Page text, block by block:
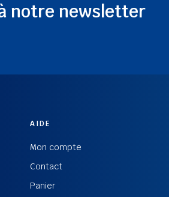
notre newsletter
AIDE
Mon compte
Contact
Panier